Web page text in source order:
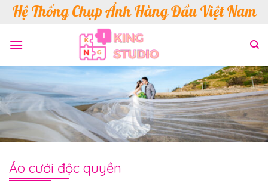
SkipHệ Thống Chụp Ảnh Hàng Đầu Việt Nam
Áo cưới độc quyền